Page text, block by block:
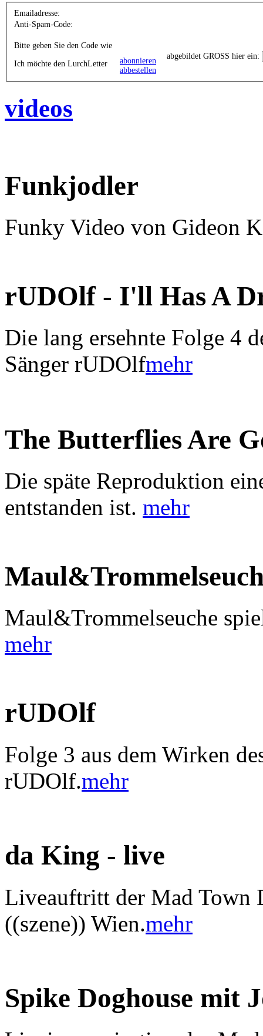
Emailadresse:
Anti-Spam-Code:
Bitte geben Sie den Code wie
abgebildet GROSS hier ein:
Ich möchte den LurchLetter
abonnieren
abbestellen
videos
Funkjodler
Funky Video von Gideon
rUDOlf - I'll Has A
Die lang ersehnte Folge 4
Sänger rUDOlfmehr
The Butterflies Are
Die späte Reproduktion
entstanden ist. mehr
Maul&Trommelseuche
mehr
rUDOlf
Folge 3 aus dem Wirken
rUDOlf.mehr
da King - live
Liveauftritt der Mad Town
((szene)) Wien.mehr
Spike Doghouse mit